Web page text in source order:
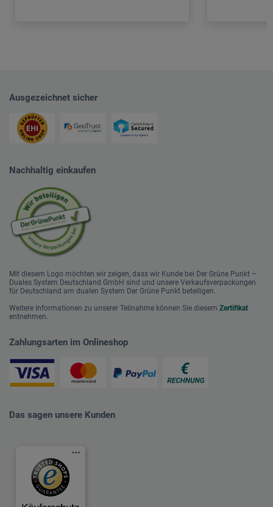
Ausgezeichnet sicher
Nachhaltig einkaufen
Mit diesem Logo möchten wir zeigen, dass wir Kunde bei Der Grüne Punkt –
Duales System Deutschland GmbH sind und unsere Verkaufsverpackungen
für Deutschland am dualen System Der Grüne Punkt beteiligen.
Weitere Informationen zu unserer Teilnahme können Sie diesem Zertifikat
entnehmen.
Zahlungsarten im Onlineshop
Das sagen unsere Kunden